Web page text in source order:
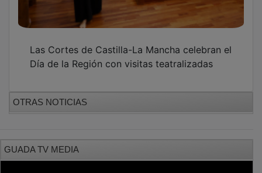
Las Cortes de Castilla-La Mancha celebran el
Día de la Región con visitas teatralizadas
OTRAS NOTICIAS
GUADA TV MEDIA